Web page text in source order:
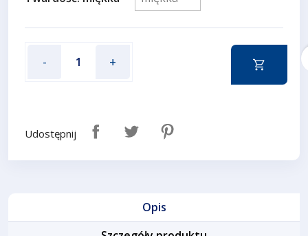
- +
Udostępnij
Opis